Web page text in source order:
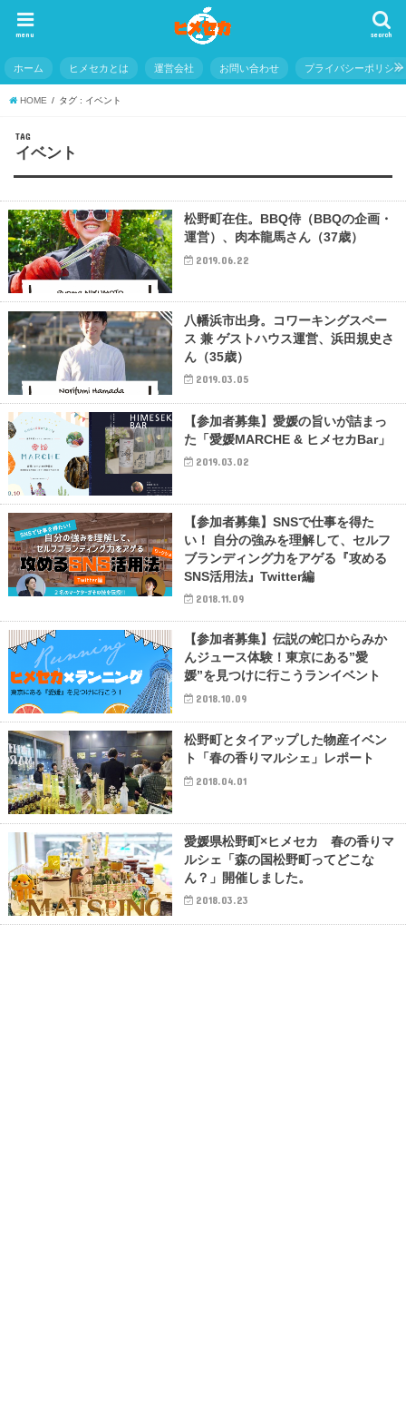
search
menu
ホーム ヒメセカとは 運営会社 お問い合わせ プライバシーポリシー
HOME タグ : イベント
TAG
イベント
松野町在住。BBQ侍（BBQの企画・
運営）、肉本龍馬さん（37歳）
2019.06.22
八幡浜市出身。コワーキングスペー
ス 兼 ゲストハウス運営、浜田規史さ
ん（35歳）
2019.03.05
【参加者募集】愛媛の旨いが詰まっ
た「愛媛MARCHE & ヒメセカBar」
2019.03.02
【参加者募集】SNSで仕事を得た
い！ 自分の強みを理解して、セルフ
ブランディング力をアゲる『攻める
SNS活用法』Twitter編
2018.11.09
【参加者募集】伝説の蛇口からみか
んジュース体験！東京にある”愛
媛”を見つけに行こうランイベント
2018.10.09
松野町とタイアップした物産イベン
ト「春の香りマルシェ」レポート
2018.04.01
愛媛県松野町×ヒメセカ 春の香りマ
ルシェ「森の国松野町ってどこな
ん？」開催しました。
2018.03.23